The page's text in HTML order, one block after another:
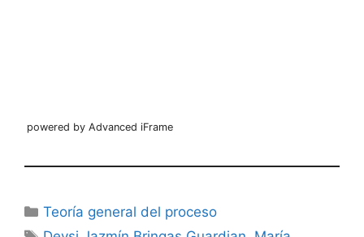
powered by Advanced iFrame
Categorías
Teoría general del proceso
Etiquetas